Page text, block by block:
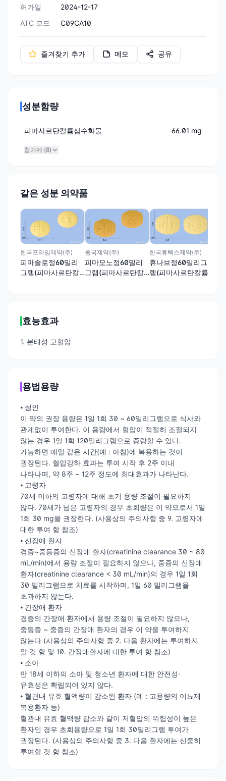
허가일
2024-12-17
ATC 코드
C09CA10
즐겨찾기 추가 메모 공유
성분함량
피마사르탄칼륨삼수화물 66.01 mg
첨가제 (8)
같은 성분 의약품
한국프라임제약(주)
피마솔로정60밀리
그램(피마사르탄칼
동국제약(주)
피마모노정60밀리
그램(피마사르탄칼
한국휴텍스제약(주)
휴나브정60밀리그
램(피마사르탄칼륨
효능효과
1. 본태성 고혈압
용법용량
⦁ 성인
이 약의 권장 용량은 1일 1회 30 ~ 60밀리그램으로 식사와
관계없이 투여한다. 이 용량에서 혈압이 적절히 조절되지
않는 경우 1일 1회 120밀리그램으로 증량할 수 있다.
가능하면 매일 같은 시간(예 : 아침)에 복용하는 것이
권장된다. 혈압강하 효과는 투여 시작 후 2주 이내
나타나며, 약 8주 ~ 12주 정도에 최대효과가 나타난다.
⦁ 고령자
70세 이하의 고령자에 대해 초기 용량 조절이 필요하지
않다. 70세가 넘은 고령자의 경우 초회량은 이 약으로서 1일
1회 30 mg을 권장한다. (사용상의 주의사항 중 9. 고령자에
대한 투여 항 참조)
⦁ 신장애 환자
경증~중등증의 신장애 환자(creatinine clearance 30 ~ 80
mL/min)에서 용량 조절이 필요하지 않으나, 중증의 신장애
환자(creatinine clearance < 30 mL/min)의 경우 1일 1회
30 밀리그램으로 치료를 시작하며, 1일 60 밀리그램을
초과하지 않는다.
⦁ 간장애 환자
경증의 간장애 환자에서 용량 조절이 필요하지 않으나,
중등증 ~ 중증의 간장애 환자의 경우 이 약을 투여하지
않는다 (사용상의 주의사항 중 2. 다음 환자에는 투여하지
말 것 항 및 10. 간장애환자에 대한 투여 항 참조)
⦁ 소아
만 18세 이하의 소아 및 청소년 환자에 대한 안전성·
유효성은 확립되어 있지 않다.
⦁ 혈관내 유효 혈액량이 감소된 환자 (예 : 고용량의 이뇨제
복용환자 등)
혈관내 유효 혈액량 감소와 같이 저혈압의 위험성이 높은
환자인 경우 초회용량으로 1일 1회 30밀리그램 투여가
권장된다. (사용상의 주의사항 중 3. 다음 환자에는 신중히
투여할 것 항 참조)